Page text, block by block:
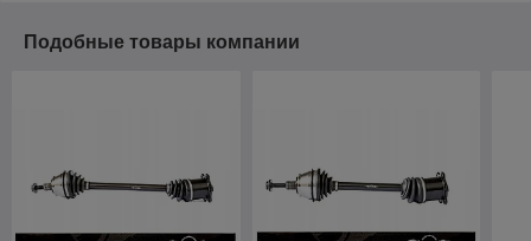
Подобные товары компании